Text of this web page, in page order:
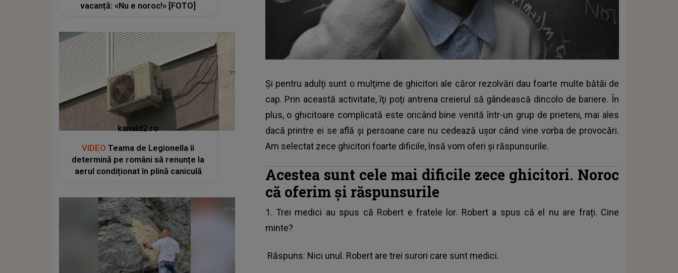
Şi pentru adulţi sunt o mulţime de ghicitori ale căror rezolvări dau foarte multe bătăi de
cap. Prin această activitate, îţi poţi antrena creierul să gândească dincolo de bariere. În
plus, o ghicitoare complicată este oricând bine venită într-un grup de prieteni, mai ales
dacă printre ei se află şi persoane care nu cedează uşor când vine vorba de provocări.
Am selectat zece ghicitori foarte dificile, însă vom oferi şi răspunsurile.
Acestea sunt cele mai dificile zece ghicitori. Noroc
că oferim şi răspunsurile
1. Trei medici au spus că Robert e fratele lor. Robert a spus că el nu are frați. Cine
minte?
Răspuns: Nici unul. Robert are trei surori care sunt medici.
vacanță: «Nu e noroc!» [FOTO]
kanald2.ro
VIDEO Teama de Legionella îi
determină pe români să renunțe la
aerul condiționat în plină caniculă